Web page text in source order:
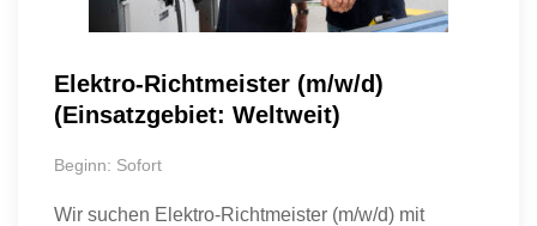
Elektro-Richtmeister (m/w/d)
(Einsatzgebiet: Weltweit)
Beginn: Sofort
Wir suchen Elektro-Richtmeister (m/w/d) mit